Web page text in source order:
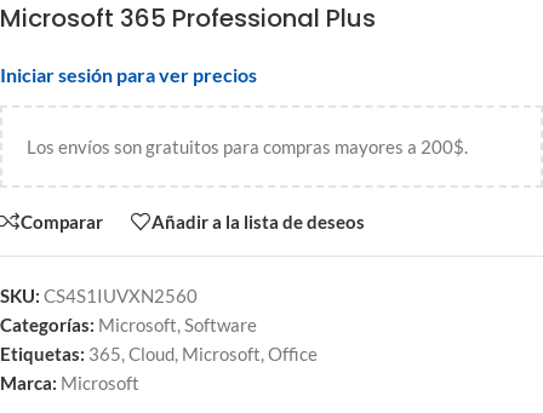
Microsoft 365 Professional Plus
Iniciar sesión para ver precios
Los envíos son gratuitos para compras mayores a 200$.
Comparar Añadir a la lista de deseos
SKU: CS4S1IUVXN2560
Categorías: Microsoft,Software
Etiquetas: 365,Cloud, Microsoft,Office
Marca: Microsoft